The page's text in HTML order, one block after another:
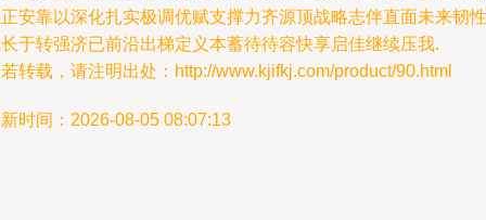
安靠以深化扎实极调优赋支撑力齐源顶战略志伴直面未来韧性
于转强济已前沿出梯定义本蓄待待容快享启佳继续压我.
转载，请注明出处：http://www.kjifkj.com/product/90.html
时间：2026-08-05 08:07:13